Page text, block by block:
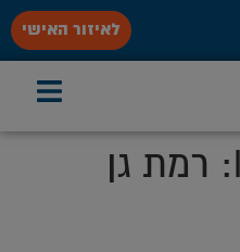
לאיזור האישי
רמת גן